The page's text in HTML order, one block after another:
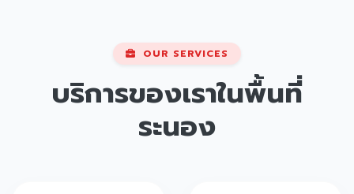
OUR SERVICES
บริการของเราในพื้นที่
ระนอง